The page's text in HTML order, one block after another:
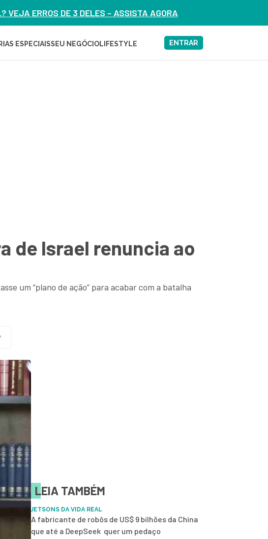
VEJA ERROS DE 3 DELES – ASSISTA AGORA
ESPECIAISSEU NEGÓCIOLIFESTYLE ENTRAR
de Israel renuncia ao
um “plano de ação” para acabar com a batalha
LEIA TAMBÉM
JETSONS DA VIDA REAL
A fabricante de robôs de US$ 9 bilhões da China
que até a DeepSeek quer um pedaço